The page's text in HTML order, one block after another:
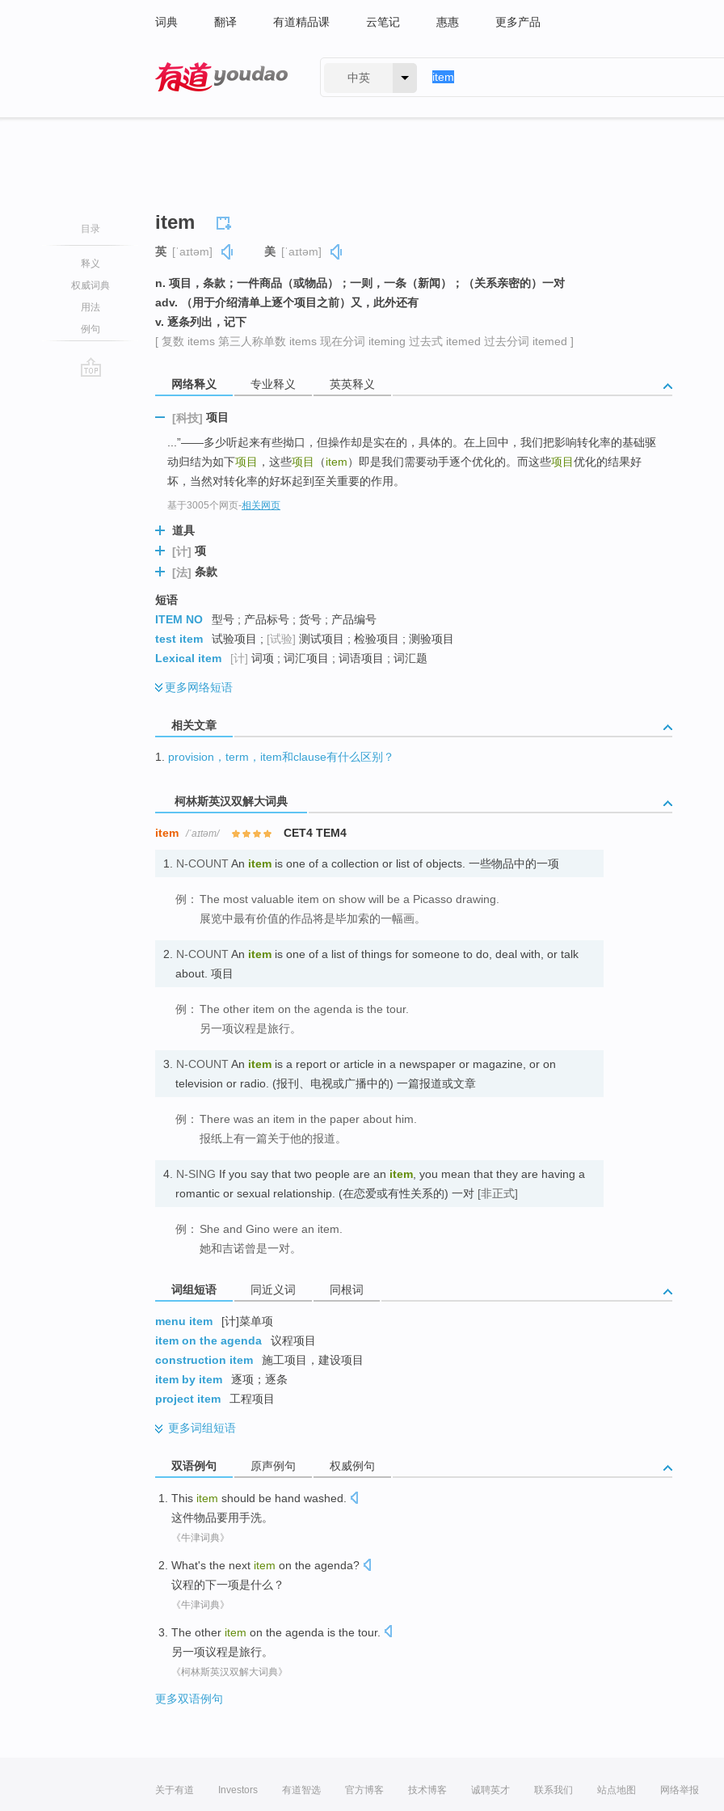
词典 翻译 有道精品课 云笔记 惠惠 更多产品
中英
目录
释义
权威词典
用法
例句
item
英 [ˈaɪtəm] 美 [ˈaɪtəm]
n. 项目，条款；一件商品（或物品）；一则，一条（新闻）；（关系亲密的）一对
adv. （用于介绍清单上逐个项目之前）又，此外还有
v. 逐条列出，记下
[ 复数 items 第三人称单数 items 现在分词 iteming 过去式 itemed 过去分词 itemed ]
网络释义 专业释义 英英释义
[科技] 项目
...”——多少听起来有些拗口，但操作却是实在的，具体的。在上回中，我们把影响转化率的基础驱
动归结为如下项目 ，这些项目 （item）即是我们需要动手逐个优化的。而这些项目优化的结果好
坏，当然对转化率的好坏起到至关重要的作用。
基于3005个网页-相关网页
道具
[计] 项
[法] 条款
短语
ITEM NO
型号 ; 产品标号 ; 货号 ; 产品编号
test item
试验项目 ; [试验] 测试项目 ; 检验项目 ; 测验项目
Lexical item
[计] 词项 ; 词汇项目 ; 词语项目 ; 词汇题
更多网络短语
相关文章
1. provision，term，item和clause有什么区别？
柯林斯英汉双解大词典
item /ˈaɪtəm/ CET4 TEM4
1. N-COUNTAn item is one of a collection or list of objects. 一些物品中的一项
例： The most valuable item on show will be a Picasso drawing.
展览中最有价值的作品将是毕加索的一幅画。
2. N-COUNTAn item is one of a list of things for someone to do, deal with, or talk
about. 项目
例： The other item on the agenda is the tour.
另一项议程是旅行。
3. N-COUNTAn item is a report or article in a newspaper or magazine, or on
television or radio. (报刊、电视或广播中的) 一篇报道或文章
例： There was an item in the paper about him.
报纸上有一篇关于他的报道。
4. N-SING If you say that two people are an item, you mean that they are having a
romantic or sexual relationship. (在恋爱或有性关系的) 一对 [非正式]
例： She and Gino were an item.
她和吉诺曾是一对。
词组短语 同近义词 同根词
menu item
[计]菜单项
item on the agenda
议程项目
construction item
施工项目，建设项目
item by item
逐项；逐条
project item
工程项目
更多词组短语
双语例句 原声例句 权威例句
This item should be hand washed
这件物品要用手洗。
《牛津词典》
What's the next item on the agenda?
议程的下一项是什么 ？
《牛津词典》
The other item on the agenda is the tour.
另一项议程是旅行。
《柯林斯英汉双解大词典》
更多双语例句
关于有道 Investors 有道智选 官方博客 技术博客 诚聘英才 联系我们 站点地图 网络举报